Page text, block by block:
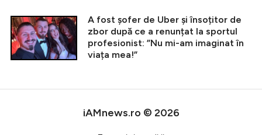
A fost șofer de Uber și însoțitor de
zbor după ce a renunțat la sportul
profesionist: ”Nu mi-am imaginat în
viața mea!”
iAMnews.ro © 2026